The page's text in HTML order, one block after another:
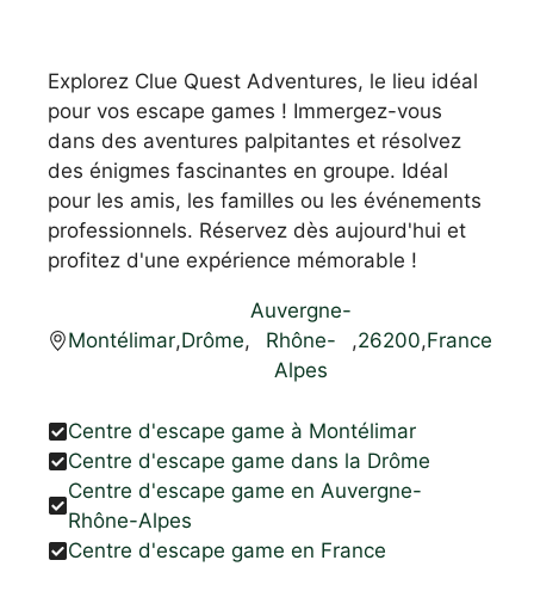
Explorez Clue Quest Adventures, le lieu idéal
pour vos escape games ! Immergez-vous
dans des aventures palpitantes et résolvez
des énigmes fascinantes en groupe. Idéal
pour les amis, les familles ou les événements
professionnels. Réservez dès aujourd'hui et
profitez d'une expérience mémorable !
Montélimar,Drôme,
Auvergne-
Rhône-
Alpes
,26200,France
Centre d'escape game à Montélimar
Centre d'escape game dans la Drôme
Centre d'escape game en Auvergne-
Rhône-Alpes
Centre d'escape game en France